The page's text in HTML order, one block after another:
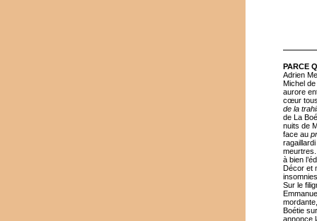
PARCE
Adrien
Michel
aurore
cœur tous
de la
de La
nuits de
face au
meurtres.
à bien
Décor et
Sur le
Boétie
annonce